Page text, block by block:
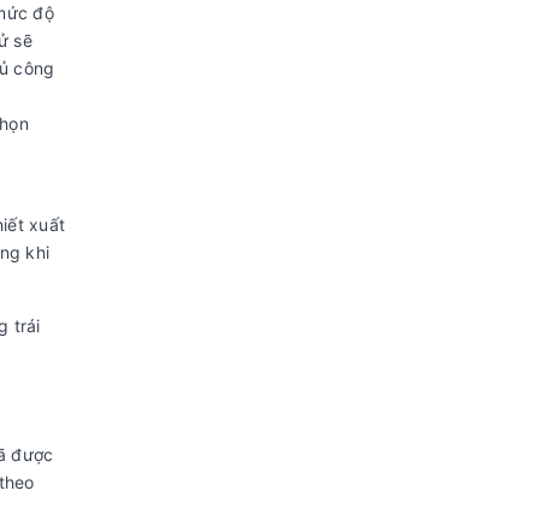
độ
sẽ
công
xuất
khi
trái
được